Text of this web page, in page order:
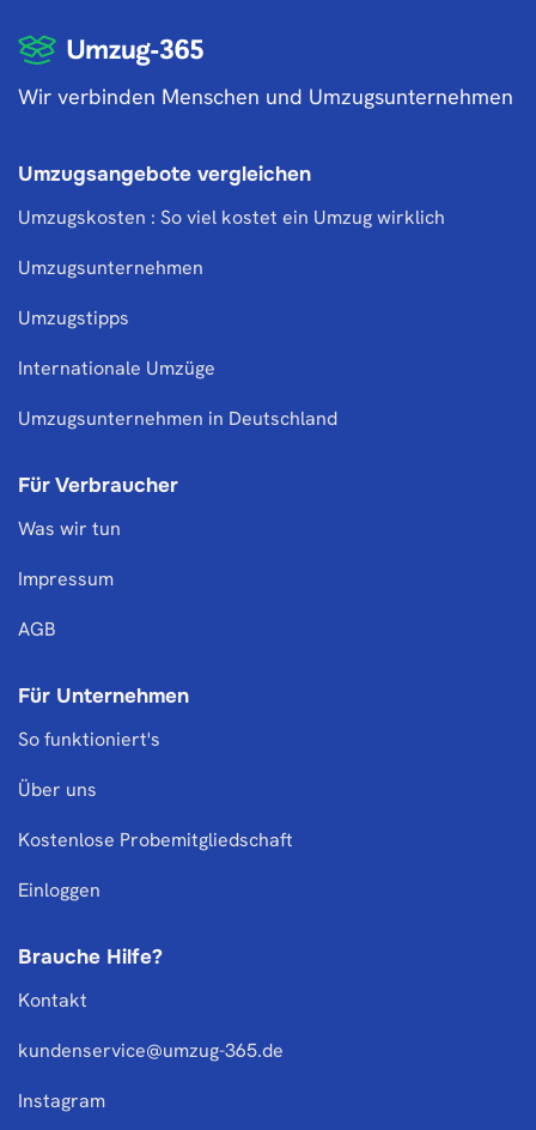
Wir verbinden Menschen und Umzugsunternehmen
Umzugsangebote vergleichen
Umzugskosten : So viel kostet ein Umzug wirklich
Umzugsunternehmen
Umzugstipps
Internationale Umzüge
Umzugsunternehmen in Deutschland
Für Verbraucher
Was wir tun
Impressum
AGB
Für Unternehmen
So funktioniert's
Über uns
Kostenlose Probemitgliedschaft
Einloggen
Brauche Hilfe?
Kontakt
kundenservice@umzug-365.de
Instagram